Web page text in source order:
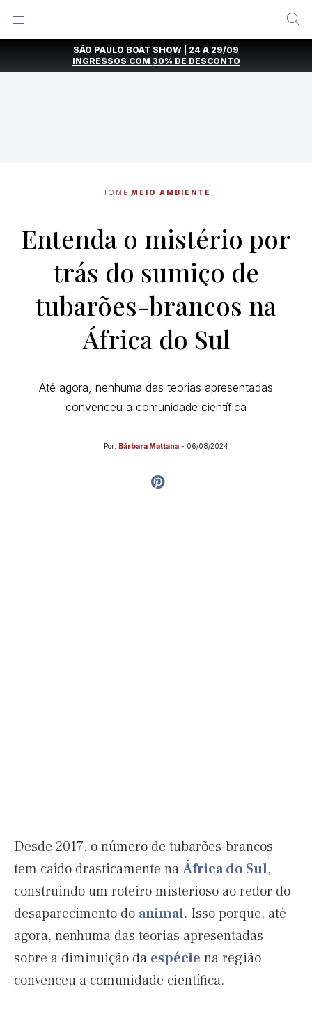
SÃO PAULO BOAT SHOW | 24 A 29/09
INGRESSOS COM 30% DE DESCONTO
HOME MEIO AMBIENTE
Entenda o mistério por
trás do sumiço de
tubarões-brancos na
África do Sul
Até agora, nenhuma das teorias apresentadas
convenceu a comunidade científica
Por: Bárbara Mattana - 06/08/2024
Desde 2017, o número de tubarões-brancos
tem caído drasticamente naÁfrica do Sul,
construindo um roteiro misterioso ao redor do
desaparecimento do animal. Isso porque, até
agora, nenhuma das teorias apresentadas
sobre a diminuição da espécie na região
convenceu a comunidade científica.